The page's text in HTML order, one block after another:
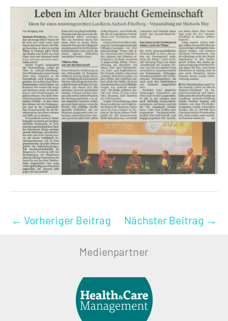
← Vorheriger Beitrag Nächster Beitrag →
Medienpartner